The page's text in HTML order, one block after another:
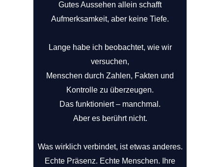
Gutes Aussehen allein schafft
Aufmerksamkeit, aber keine Tiefe.
Lange habe ich beobachtet, wie wir
versuchen,
Menschen durch Zahlen, Fakten und
Kontrolle zu überzeugen.
Das funktioniert – manchmal.
Aber es berührt nicht.
Was wirklich verbindet, ist etwas anderes.
Echte Präsenz. Echte Menschen. Ihre